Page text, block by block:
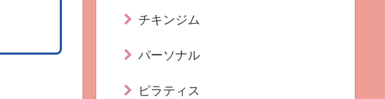
チキンジム
パーソナル
ピラティス